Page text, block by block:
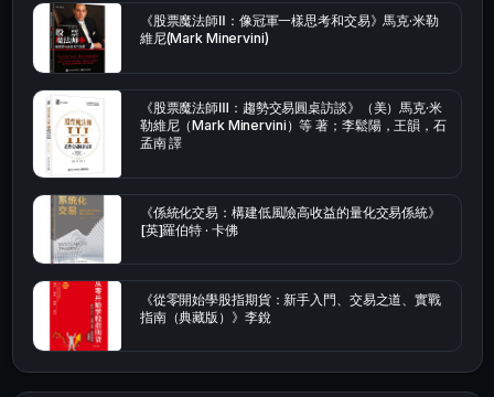
《股票魔法師Ⅱ：像冠軍一樣思考和交易》馬克·米勒
維尼(Mark Minervini)
《股票魔法師Ⅲ：趨勢交易圓桌訪談》（美）馬克·米
勒維尼（Mark Minervini）等 著；李鬆陽，王韻，石
孟南 譯
《係統化交易：構建低風險高收益的量化交易係統》
[英]羅伯特 · 卡佛
《從零開始學股指期貨：新手入門、交易之道、實戰
指南（典藏版）》李銳